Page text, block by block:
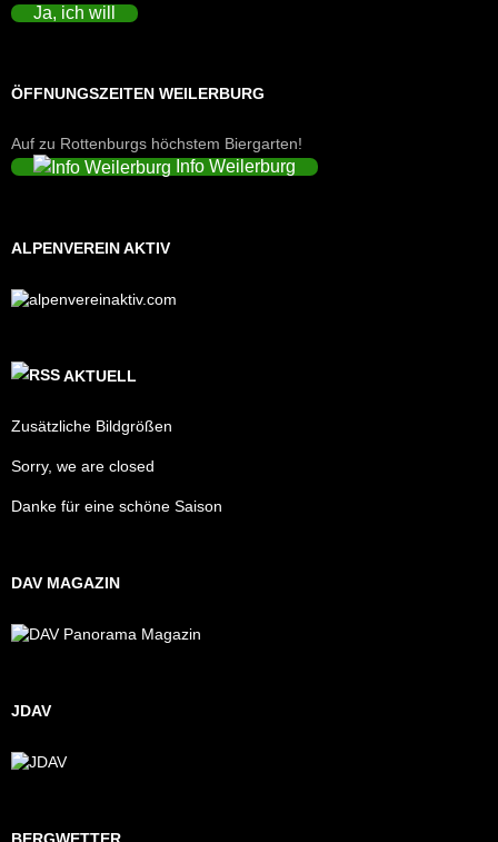
Ja, ich will
ÖFFNUNGSZEITEN WEILERBURG
Auf zu Rottenburgs höchstem Biergarten!
Info Weilerburg
ALPENVEREIN AKTIV
AKTUELL
Zusätzliche Bildgrößen
Sorry, we are closed
Danke für eine schöne Saison
DAV MAGAZIN
JDAV